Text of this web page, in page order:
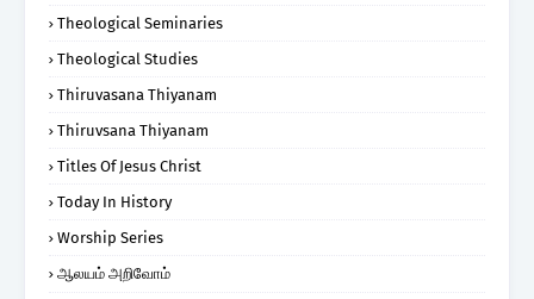
Theological Seminaries
Theological Studies
Thiruvasana Thiyanam
Thiruvsana Thiyanam
Titles Of Jesus Christ
Today In History
Worship Series
ஆலயம் அறிவோம்